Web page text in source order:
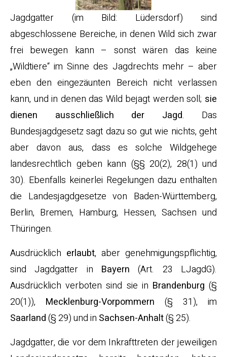
Jagdgatter (im Bild: Lüdersdorf) sind
abgeschlossene Bereiche, in denen Wild sich zwar
frei bewegen kann – sonst wären das keine
„Wildtiere“ im Sinne des Jagdrechts mehr – aber
eben den eingezäunten Bereich nicht verlassen
kann, und in denen das Wild bejagt werden soll; sie
dienen ausschließlich der Jagd. Das
Bundesjagdgesetz sagt dazu so gut wie nichts, geht
aber davon aus, dass es solche Wildgehege
landesrechtlich geben kann (§§ 20(2), 28(1) und
30). Ebenfalls keinerlei Regelungen dazu enthalten
die Landesjagdgesetze von Baden-Württemberg,
Berlin, Bremen, Hamburg, Hessen, Sachsen und
Thüringen.
Ausdrücklich erlaubt, aber genehmigungspflichtig,
sind Jagdgatter in Bayern (Art. 23 LJagdG).
Ausdrücklich verboten sind sie in Brandenburg (§
20(1)), Mecklenburg-Vorpommern (§ 31), im
Saarland(§ 29) und in Sachsen-Anhalt(§ 25).
Jagdgatter, die vor dem Inkrafttreten der jeweiligen